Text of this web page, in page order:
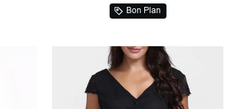
Bon Plan